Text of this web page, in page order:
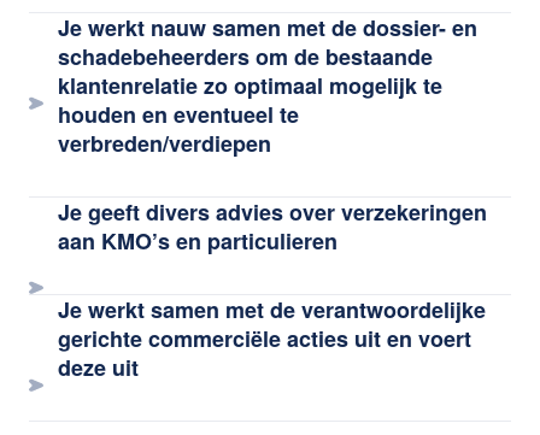
Je werkt nauw samen met de dossier- en
schadebeheerders om de bestaande
klantenrelatie zo optimaal mogelijk te
houden en eventueel te
verbreden/verdiepen
Je geeft divers advies over verzekeringen
aan KMO’s en particulieren
Je werkt samen met de verantwoordelijke
gerichte commerciële acties uit en voert
deze uit